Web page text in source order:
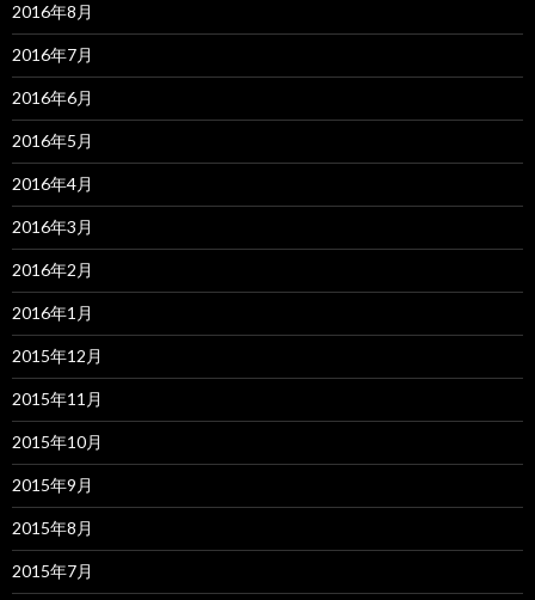
2016年8月
2016年7月
2016年6月
2016年5月
2016年4月
2016年3月
2016年2月
2016年1月
2015年12月
2015年11月
2015年10月
2015年9月
2015年8月
2015年7月